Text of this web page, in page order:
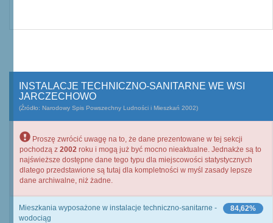
INSTALACJE TECHNICZNO-SANITARNE WE WSI
JARCZECHOWO
(Źródło: Narodowy Spis Powszechny Ludności i Mieszkań 2002)
Proszę zwrócić uwagę na to, że dane prezentowane w tej sekcji
pochodzą z 2002 roku i mogą już być mocno nieaktualne. Jednakże są to
najświeższe dostępne dane tego typu dla miejscowości statystycznych
dlatego przedstawione są tutaj dla kompletności w myśl zasady lepsze
dane archiwalne, niż żadne.
84,62%
Mieszkania wyposażone w instalacje techniczno-sanitarne -
wodociąg